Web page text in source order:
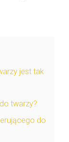
jest tak
twarzy?
do